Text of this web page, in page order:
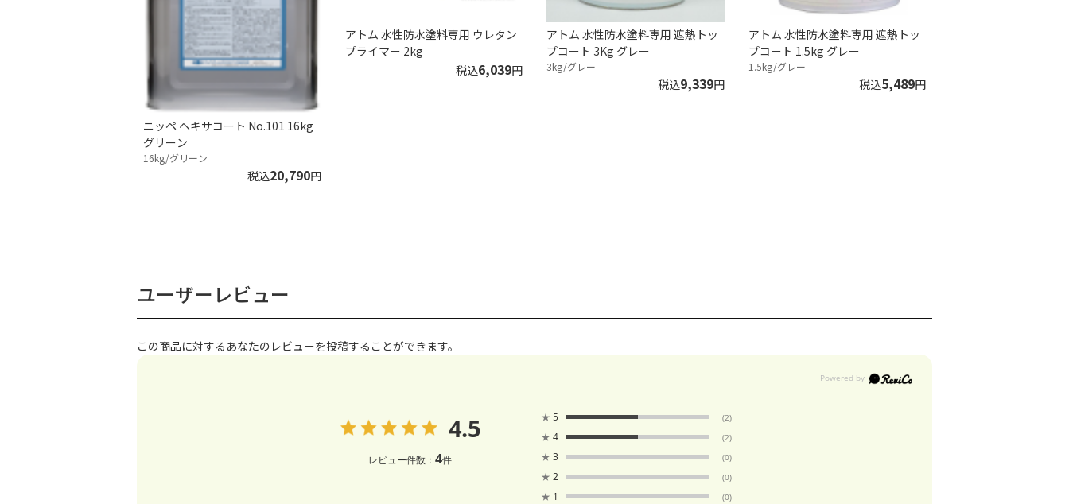
ニッペ ヘキサコート No.101 16kg
グリーン
16kg/グリーン
税込20,790円
アトム 水性防水塗料専用 ウレタン
プライマー 2kg
税込6,039円
アトム 水性防水塗料専用 遮熱トッ
プコート 3Kg グレー
3kg/グレー
税込9,339円
アトム 水性防水塗料専用 遮熱トッ
プコート 1.5kg グレー
1.5kg/グレー
税込5,489円
ユーザーレビュー
この商品に対するあなたのレビューを投稿することができます。
4.5
レビュー件数： 4件
★ 5 (2)
★ 4 (2)
★ 3 (0)
★ 2 (0)
★ 1 (0)